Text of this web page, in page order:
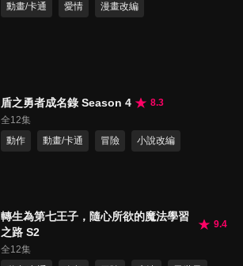
動畫/卡通
愛情 漫畫改編
盾之勇者成名錄 Season 4
8.3
全12集
動作
動畫/卡通 冒險 小說改編
轉生為第七王子，隨心所欲的魔法學習
之路 S2
9.4
全12集